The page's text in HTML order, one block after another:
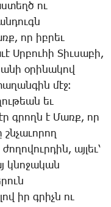
ու
որ իբ­րեւ
Սր­բու­հի ­Տիւ­սա­բի,
օ­րի­նա­կով
մէջ։
եւ
գրողն է ­Մառք, որ
շնչա­ւո­րող
այ­լեւ՝
կնո­ջա­կան
իր գրիչն ու